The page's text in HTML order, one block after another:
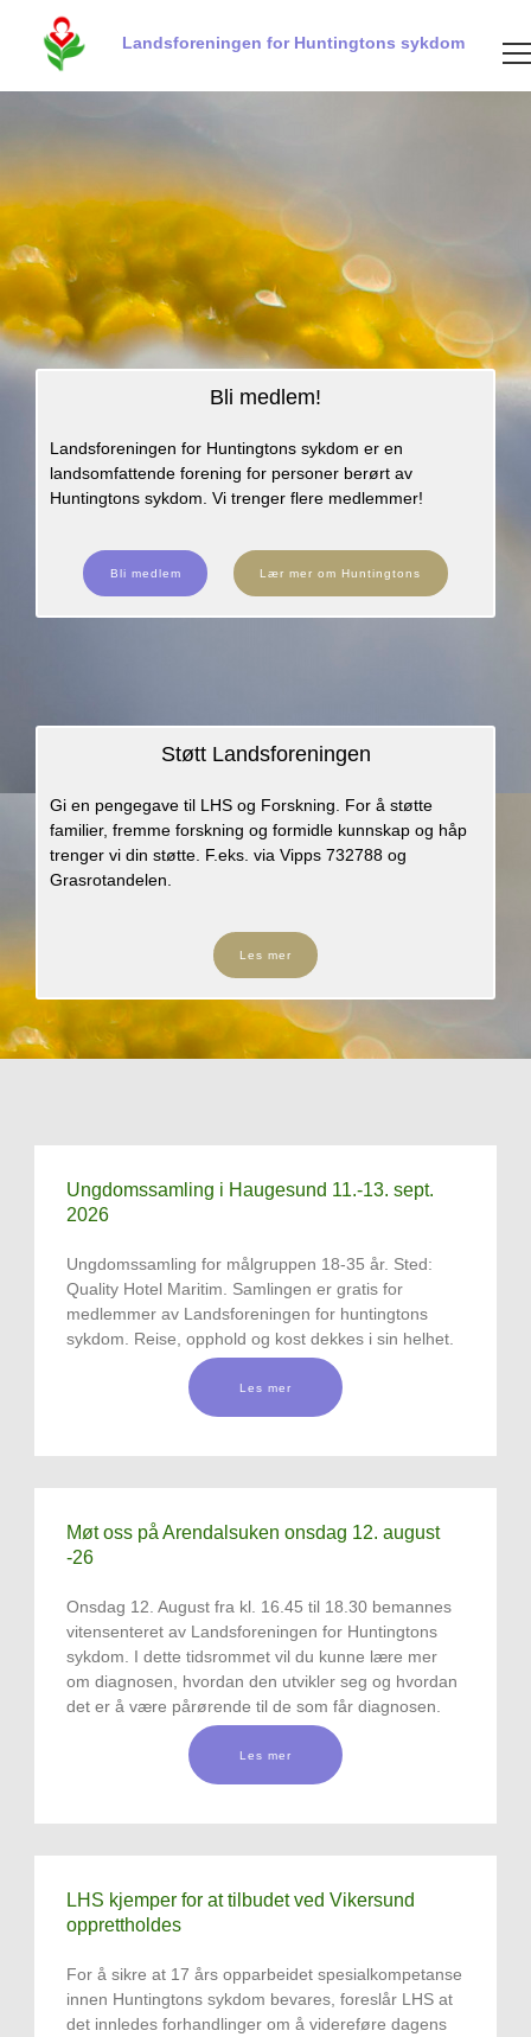
Landsforeningen for Huntingtons sykdom
Bli medlem!
Landsforeningen for Huntingtons sykdom er en
landsomfattende forening for personer berørt av
Huntingtons sykdom. Vi trenger flere medlemmer!
Bli medlem Lær mer om Huntingtons
Støtt Landsforeningen
Gi en pengegave til LHS og Forskning. For å støtte
familier, fremme forskning og formidle kunnskap og håp
trenger vi din støtte. F.eks. via Vipps 732788 og
Grasrotandelen.
Les mer
Ungdomssamling i Haugesund 11.-13. sept.
2026
Ungdomssamling for målgruppen 18-35 år. Sted:
Quality Hotel Maritim. Samlingen er gratis for
medlemmer av Landsforeningen for huntingtons
sykdom. Reise, opphold og kost dekkes i sin helhet.
Les mer
Møt oss på Arendalsuken onsdag 12. august
-26
Onsdag 12. August fra kl. 16.45 til 18.30 bemannes
vitensenteret av Landsforeningen for Huntingtons
sykdom. I dette tidsrommet vil du kunne lære mer
om diagnosen, hvordan den utvikler seg og hvordan
det er å være pårørende til de som får diagnosen.
Les mer
LHS kjemper for at tilbudet ved Vikersund
opprettholdes
For å sikre at 17 års opparbeidet spesialkompetanse
innen Huntingtons sykdom bevares, foreslår LHS at
det innledes forhandlinger om å videreføre dagens